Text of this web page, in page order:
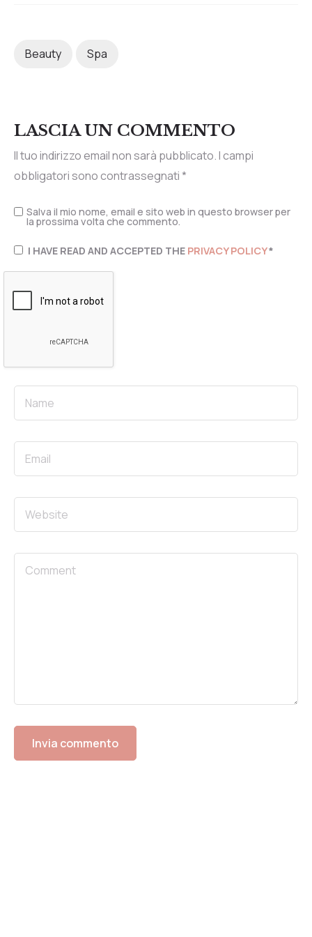
Beauty Spa
LASCIA UN COMMENTO
Il tuo indirizzo email non sarà pubblicato.I campi
obbligatori sono contrassegnati*
Salva il mio nome, email e sito web in questo browser per
la prossima volta che commento.
I HAVE READ AND ACCEPTED THE PRIVACY POLICY*